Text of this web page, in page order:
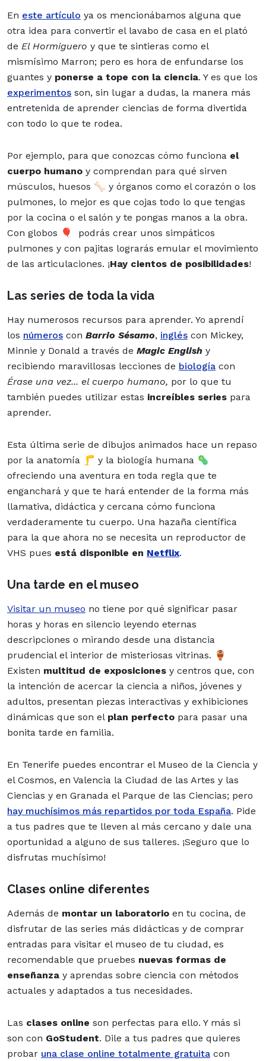
En este artículo ya os mencionábamos alguna que
otra idea para convertir el lavabo de casa en el plató
de El Hormiguero y que te sintieras como el
mismísimo Marron; pero es hora de enfundarse los
guantes y ponerse a tope con la ciencia. Y es que los
experimentos son, sin lugar a dudas, la manera más
entretenida de aprender ciencias de forma divertida
con todo lo que te rodea.
Por ejemplo, para que conozcas cómo funciona el
cuerpo humano y comprendan para qué sirven
músculos, huesos 🦴 y órganos como el corazón o los
pulmones, lo mejor es que cojas todo lo que tengas
por la cocina o el salón y te pongas manos a la obra.
Con globos 🎈 podrás crear unos simpáticos
pulmones y con pajitas lograrás emular el movimiento
de las articulaciones. ¡Hay cientos de posibilidades!
Las series de toda la vida
Hay numerosos recursos para aprender. Yo aprendí
los números con Barrio Sésamo, inglés con Mickey,
Minnie y Donald a través de Magic English y
recibiendo maravillosas lecciones de biología con
Érase una vez... el cuerpo humano, por lo que tu
también puedes utilizar estas increíbles series para
aprender.
Esta última serie de dibujos animados hace un repaso
por la anatomía 🦵 y la biología humana 🦠
ofreciendo una aventura en toda regla que te
enganchará y que te hará entender de la forma más
llamativa, didáctica y cercana cómo funciona
verdaderamente tu cuerpo. Una hazaña científica
para la que ahora no se necesita un reproductor de
VHS pues está disponible en Netflix.
Una tarde en el museo
Visitar un museo no tiene por qué significar pasar
horas y horas en silencio leyendo eternas
descripciones o mirando desde una distancia
prudencial el interior de misteriosas vitrinas. 🏺
Existen multitud de exposiciones y centros que, con
la intención de acercar la ciencia a niños, jóvenes y
adultos, presentan piezas interactivas y exhibiciones
dinámicas que son el plan perfecto para pasar una
bonita tarde en familia.
En Tenerife puedes encontrar el Museo de la Ciencia y
el Cosmos, en Valencia la Ciudad de las Artes y las
Ciencias y en Granada el Parque de las Ciencias; pero
hay muchísimos más repartidos por toda España. Pide
a tus padres que te lleven al más cercano y dale una
oportunidad a alguno de sus talleres. ¡Seguro que lo
disfrutas muchísimo!
Clases online diferentes
Además de montar un laboratorio en tu cocina, de
disfrutar de las series más didácticas y de comprar
entradas para visitar el museo de tu ciudad, es
recomendable que pruebes nuevas formas de
enseñanza y aprendas sobre ciencia con métodos
actuales y adaptados a tus necesidades.
Las clases online son perfectas para ello. Y más si
son con GoStudent. Dile a tus padres que quieres
probar una clase online totalmente gratuita con